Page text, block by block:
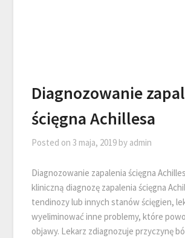
Diagnozowanie
ścięgna Achillesa
Posted on3 maja, 2019 by admin
Diagnozowanie zapalenia ścięgna
kliniczną diagnozę zapalenia ścięgna
tendinozy lub innych stanów ścięgien,
wyeliminować inne problemy, które
objawy. Lekarz zdiagnozuje przyczynę